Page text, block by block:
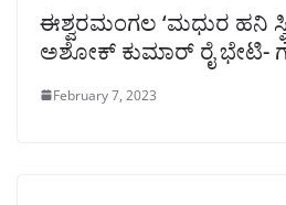
ಈಶ್ವರಮಂಗಲ ‘ಮಧುರ ಹನಿ
ಅಶೋಕ್ ಕುಮಾರ್ ರೈ ಭೇಟಿ-
February 7, 2023